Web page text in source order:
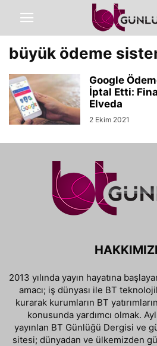
büyük ödeme
Google
İptal Etti:
Elveda
2 Ekim 2021
2013 yılında yayın hayatına
amacı; iş dünyası ile BT
kurarak kurumların BT
konusunda yardımcı olmak.
yayınlan BT Günlüğü Dergisi ve
sitesi; dünyadan ve ülkemizden